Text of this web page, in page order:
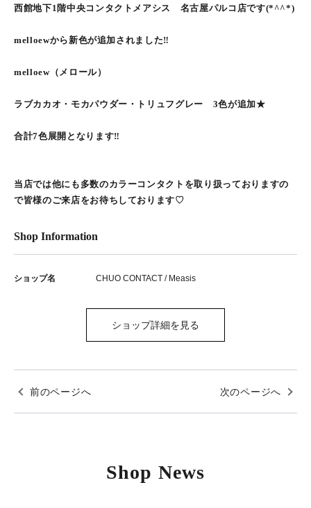
西館地下1階中央コンタクトメアシス 名古屋パルコ店です(*^^*)
melloewから新色が追加されました‼
melloew（メロール）
ラブカカオ・モカパウダー・トリュフグレー 3色が追加★
合計7色展開となります‼
当店では他にも多数のカラーコンタクトを取り扱っておりますの
で皆様のご来店をお待ちしております♡
Shop Information
ショップ名 CHUO CONTACT / Measis
ショップ詳細を見る
前のページへ 次のページへ
Shop News